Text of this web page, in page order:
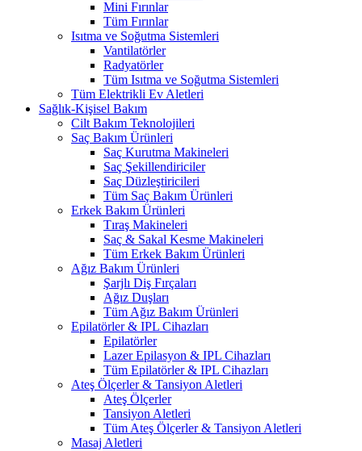
Mini Fırınlar
Tüm Fırınlar
Isıtma ve Soğutma Sistemleri
Vantilatörler
Radyatörler
Tüm Isıtma ve Soğutma Sistemleri
Tüm Elektrikli Ev Aletleri
Sağlık-Kişisel Bakım
Cilt Bakım Teknolojileri
Saç Bakım Ürünleri
Saç Kurutma Makineleri
Saç Şekillendiriciler
Saç Düzleştiricileri
Tüm Saç Bakım Ürünleri
Erkek Bakım Ürünleri
Tıraş Makineleri
Saç & Sakal Kesme Makineleri
Tüm Erkek Bakım Ürünleri
Ağız Bakım Ürünleri
Şarjlı Diş Fırçaları
Ağız Duşları
Tüm Ağız Bakım Ürünleri
Epilatörler & IPL Cihazları
Epilatörler
Lazer Epilasyon & IPL Cihazları
Tüm Epilatörler & IPL Cihazları
Ateş Ölçerler & Tansiyon Aletleri
Ateş Ölçerler
Tansiyon Aletleri
Tüm Ateş Ölçerler & Tansiyon Aletleri
Masaj Aletleri